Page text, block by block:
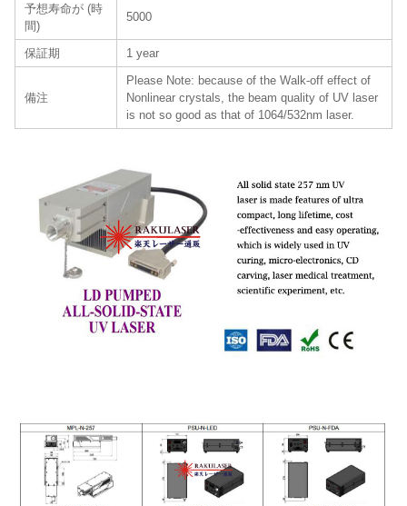
予想寿命が (時
間)
5000
保証期 1 year
備注
Please Note: because of the Walk-off effect of
Nonlinear crystals, the beam quality of UV laser
is not so good as that of 1064/532nm laser.